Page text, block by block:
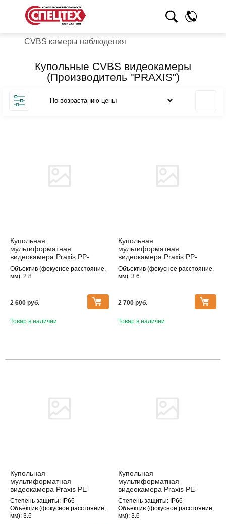
CVBS камеры наблюдения
Купольные CVBS видеокамеры
(Производитель "PRAXIS")
Купольная
мультиформатная
видеокамера Praxis PP-
7111MHD 2.8
Объектив (фокусное расстояние,
мм): 2.8
2 600 pуб.
Товар в наличии
Купольная
мультиформатная
видеокамера Praxis PP-
8111MHD 3.6
Объектив (фокусное расстояние,
мм): 3.6
2 700 pуб.
Товар в наличии
Купольная
мультиформатная
видеокамера Praxis PE-
8112MHD 3.6
Степень защиты: IP66
Объектив (фокусное расстояние,
мм): 3.6
Купольная
мультиформатная
видеокамера Praxis PE-
7111MHD 3.6
Степень защиты: IP66
Объектив (фокусное расстояние,
мм): 3.6